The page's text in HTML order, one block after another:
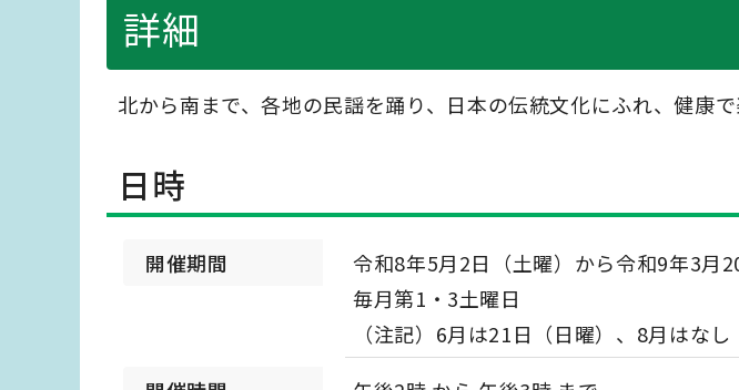
詳細
北から南まで、各地の民謡を踊り、日本の伝統文化にふれ、健康で
日時
開催期間
令和8年5月2日（土曜）から令和9年3月
毎月第1・3土曜日
（注記）6月は21日（日曜）、8月はなし